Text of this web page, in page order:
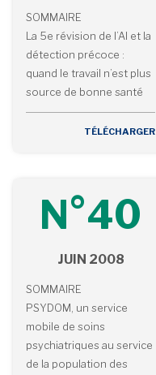
SOMMAIRE
La 5e révision de l’AI et la
détection précoce :
quand le travail n’est plus
source de bonne santé
TÉLÉCHARGER
N°40
JUIN 2008
SOMMAIRE
PSYDOM, un service
mobile de soins
psychiatriques au service
de la population des